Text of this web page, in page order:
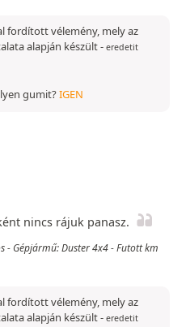
fordított vélemény, mely az
alapján készült- eredetit
gumit?IGEN
nincs rájuk panasz.
- Gépjármű: Duster 4x4 - Futott km
fordított vélemény, mely az
alapján készült- eredetit